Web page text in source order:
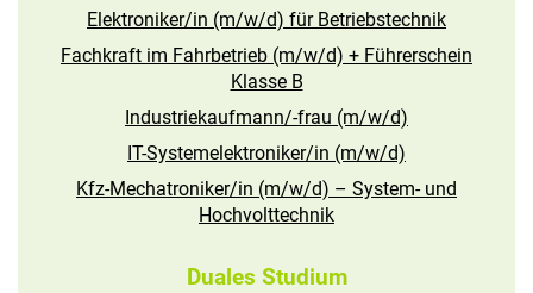
Elektroniker/in (m/w/d) für Betriebstechnik
Fachkraft im Fahrbetrieb (m/w/d) + Führerschein
Klasse B
Industriekaufmann/-frau (m/w/d)
IT-Systemelektroniker/in (m/w/d)
Kfz-Mechatroniker/in (m/w/d) – System- und
Hochvolttechnik
Duales Studium